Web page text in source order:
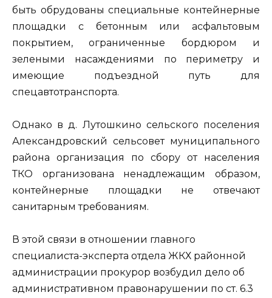
быть обрудованы специальные контейнерные
площадки с бетонным или асфальтовым
покрытием, ограниченные бордюром и
зелеными насаждениями по периметру и
имеющие подъездной путь для
спецавтотранспорта.
Однако в д. Лутошкино сельского поселения
Александровский сельсовет муниципального
района организация по сбору от населения
ТКО организована ненадлежащим образом,
контейнерные площадки не отвечают
санитарным требованиям.
В этой связи в отношении главного
специалиста-эксперта отдела ЖКХ районной
администрации прокурор возбудил дело об
административном правонарушении по ст. 6.3